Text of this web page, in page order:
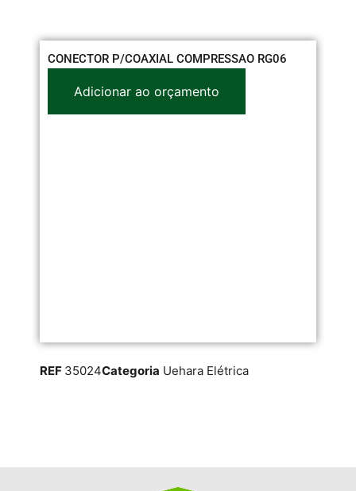
CONECTOR P/COAXIAL COMPRESSAO RG06
Adicionar ao orçamento
REF 35024Categoria Uehara Elétrica